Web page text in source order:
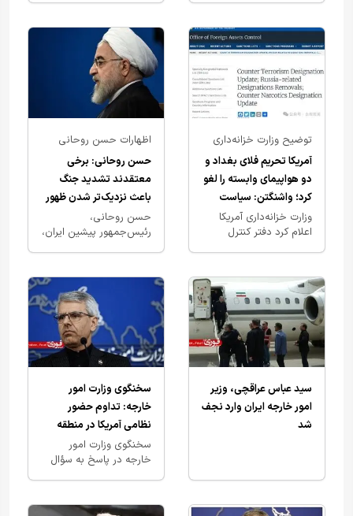
می‌بینند و تحمل…
توضیح وزارت خزانه‌داری
آمریکا درباره حذف برخی
تحریم‌های مرتبط با ایران
آمریکا تحریم فلای بغداد و
دو هواپیمای وابسته را لغو
کرد؛ واشنگتن: سیاست
ایران تغییری نکرده است
وزارت خزانه‌داری آمریکا
اعلام کرد دفتر کنترل
اعمال‌شده علیه شرکت
هواپیمایی…
اظهارات حسن روحانی
درباره دیدگاه‌ها پیرامون
جنگ و ظهور امام زمان
حسن روحانی: برخی
معتقدند تشدید جنگ
باعث نزدیک‌تر شدن ظهور
می‌شود+ ویدیو
حسن روحانی،
رئیس‌جمهور پیشین ایران،
امام زمان، گفت اقلیتی
سید عباس عراقچی، وزیر
امور خارجه ایران وارد نجف
شد
سخنگوی وزارت امور
خارجه: تداوم حضور
نظامی آمریکا در منطقه
نتیجه‌ای جز ناامنی ندارد+
ویدیو
سخنگوی وزارت امور
خارجه در پاسخ به سؤال
ایران مبنی بر پاسخ قاطع